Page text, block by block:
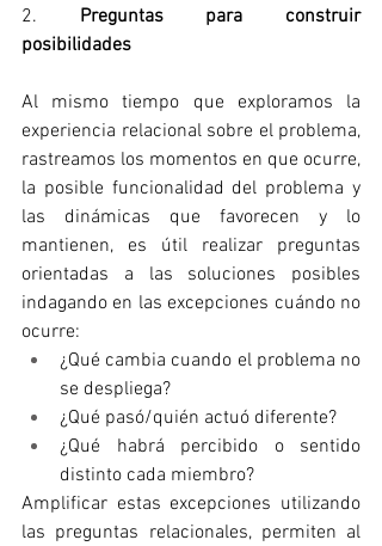
2. Preguntas para construir
posibilidades
Al mismo tiempo que exploramos la
experiencia relacional sobre el problema,
rastreamos los momentos en que ocurre,
la posible funcionalidad del problema y
las dinámicas que favorecen y lo
mantienen, es útil realizar preguntas
orientadas a las soluciones posibles
indagando en las excepciones cuándo no
ocurre:
¿Qué cambia cuando el problema no
se despliega?
¿Qué pasó/quién actuó diferente?
¿Qué habrá percibido o sentido
distinto cada miembro?
Amplificar estas excepciones utilizando
las preguntas relacionales, permiten al